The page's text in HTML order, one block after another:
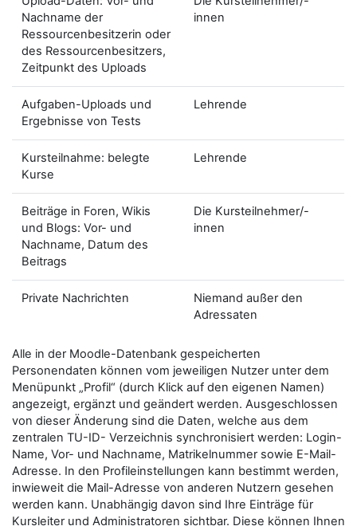
Nachname der
Ressourcenbesitzerin oder
des Ressourcenbesitzers,
Zeitpunkt des Uploads
innen
Aufgaben-Uploads und
Ergebnisse von Tests
Lehrende
Kursteilnahme: belegte
Kurse
Lehrende
Beiträge in Foren, Wikis
und Blogs: Vor- und
Nachname, Datum des
Beitrags
Die Kursteilnehmer/-
innen
Private Nachrichten
Niemand außer den
Adressaten
Alle in der Moodle-Datenbank gespeicherten
Personendaten können vom jeweiligen Nutzer unter dem
Menüpunkt „Profil“ (durch Klick auf den eigenen Namen)
angezeigt, ergänzt und geändert werden. Ausgeschlossen
von dieser Änderung sind die Daten, welche aus dem
zentralen TU-ID- Verzeichnis synchronisiert werden: Login-
Name, Vor- und Nachname, Matrikelnummer sowie E-Mail-
Adresse. In den Profileinstellungen kann bestimmt werden,
inwieweit die Mail-Adresse von anderen Nutzern gesehen
werden kann. Unabhängig davon sind Ihre Einträge für
Kursleiter und Administratoren sichtbar. Diese können Ihnen